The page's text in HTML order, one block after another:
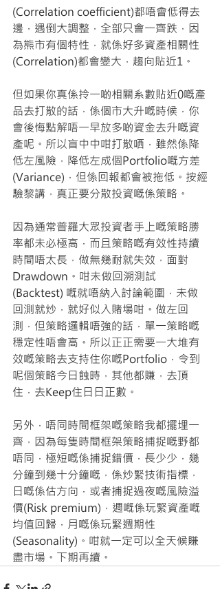
(Correlation coefficient)都唔會低得去
邊，遇倒大調整，全部只會一齊跌，因
為熊市有個特性，就係好多資產相關性
(Correlation)都會變大，趨向貼近1。
但如果你真係拎一啲相關系數貼近0嘅產
品去打散的話，係個市大升嘅時候，你
會後悔點解唔一早放多啲資金去升嘅資
產呢。所以盲中中咁打散哂，雖然係降
低左風險，降低左成個Portfolio嘅方差
(Variance)，但係回報都會被拖低。按經
驗黎講，真正要分散投資嘅係策略。
因為通常普羅大眾投資者手上嘅策略勝
率都未必極高，而且策略嘅有效性持續
時間唔太長，做無幾耐就失效，面對
Drawdown。咁未做回溯測試
(Backtest) 嘅就唔納入討論範圍，未做
回測就炒，就好似入賭場咁。做左回
測，但策略邏輯唔強的話，單一策略嘅
穩定性唔會高。所以正正需要一大堆有
效嘅策略去支持住你嘅Portfolio，令到
呢個策略今日蝕時，其他都賺，去頂
住，去Keep住日日正數。
另外，唔同時間框架嘅策略我都擺埋一
齊，因為每隻時間框架策略捕捉嘅野都
唔同，極短嘅係捕捉錯價，長少少，幾
分鐘到幾十分鐘嘅，係炒緊技術指標，
日嘅係估方向，或者捕捉過夜嘅風險溢
價(Risk premium)，週嘅係玩緊資產嘅
均值回歸，月嘅係玩緊週期性
(Seasonality)。咁就一定可以全天候賺
盡市場。下期再續。